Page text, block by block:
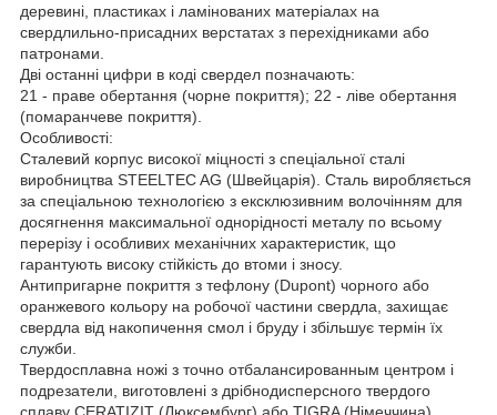
деревині, пластиках і ламінованих матеріалах на
свердлильно-присадних верстатах з перехідниками або
патронами.
Дві останні цифри в коді свердел позначають:
21 - праве обертання (чорне покриття); 22 - ліве обертання
(помаранчеве покриття).
Особливості:
Сталевий корпус високої міцності з спеціальної сталі
виробництва STEELTEC AG (Швейцарія). Сталь виробляється
за спеціальною технологією з ексклюзивним волочінням для
досягнення максимальної однорідності металу по всьому
перерізу і особливих механічних характеристик, що
гарантують високу стійкість до втоми і зносу.
Антипригарне покриття з тефлону (Dupont) чорного або
оранжевого кольору на робочої частини свердла, захищає
свердла від накопичення смол і бруду і збільшує термін їх
служби.
Твердосплавна ножі з точно отбалансированным центром і
подрезатели, виготовлені з дрібнодисперсного твердого
сплаву CERATIZIT (Люксембург) або TIGRA (Німеччина).